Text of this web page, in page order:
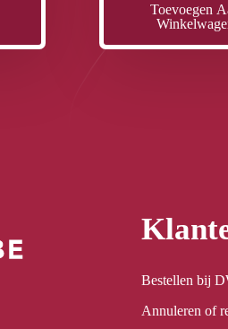
Toevoegen
Bestellen bij
Annuleren of